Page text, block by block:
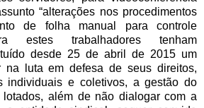
“alterações nos procedimentos
de folha manual para controle
estes trabalhadores tenham
desde 25 de abril de 2015 um
na luta em defesa de seus direitos,
individuais e coletivos, a gestão do
além de não dialogar com a